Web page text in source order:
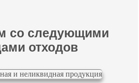
со следующими
отходов